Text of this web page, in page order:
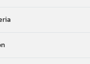
Panyu Huanan Mo